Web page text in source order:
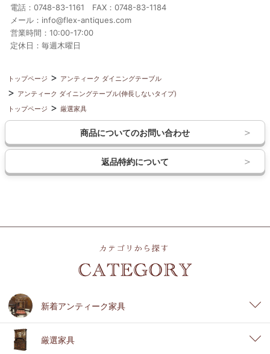
電話：0748-83-1161 FAX：0748-83-1184
メール：info@flex-antiques.com
営業時間：10:00-17:00
定休日：毎週木曜日
トップページ
アンティーク ダイニングテーブル
アンティーク ダイニングテーブル(伸長しないタイプ)
トップページ
厳選家具
商品についてのお問い合わせ
返品特約について
新着アンティーク家具
厳選家具